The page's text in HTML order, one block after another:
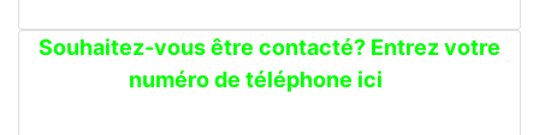
Souhaitez-vous être contacté? Entrez votre
numéro de téléphone ici